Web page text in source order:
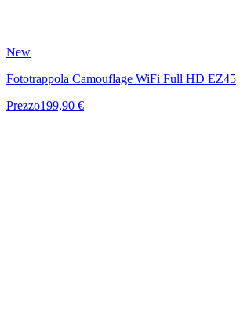
New
Fototrappola Camouflage WiFi Full HD EZ45
Prezzo199,90 €